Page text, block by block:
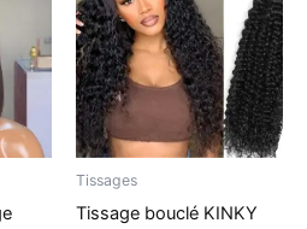
Tissages
Tissage bouclé KINKY